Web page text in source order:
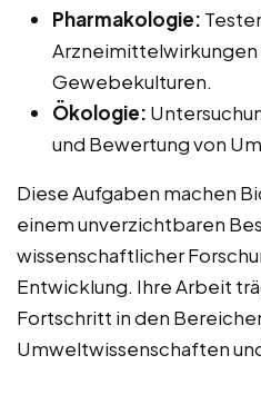
Pharmakologie:
Arzneimittelwirkungen
Gewebekulturen.
Ökologie:
und Bewertung von
Diese Aufgaben machen
einem unverzichtbaren
wissenschaftlicher
Entwicklung. Ihre Arbeit
Fortschritt in den
Umweltwissenschaften